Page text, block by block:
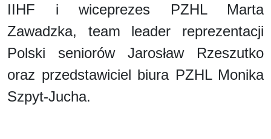
IIHF i wiceprezes PZHL Marta
Zawadzka, team leader reprezentacji
Polski seniorów Jarosław Rzeszutko
oraz przedstawiciel biura PZHL Monika
Szpyt-Jucha.